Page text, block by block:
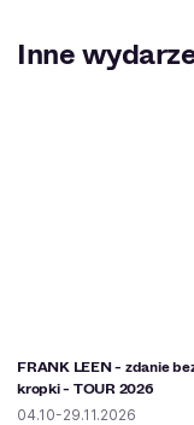
Inne
FRANK LEEN - zdanie
kropki - TOUR 2026
04.10-29.11.2026